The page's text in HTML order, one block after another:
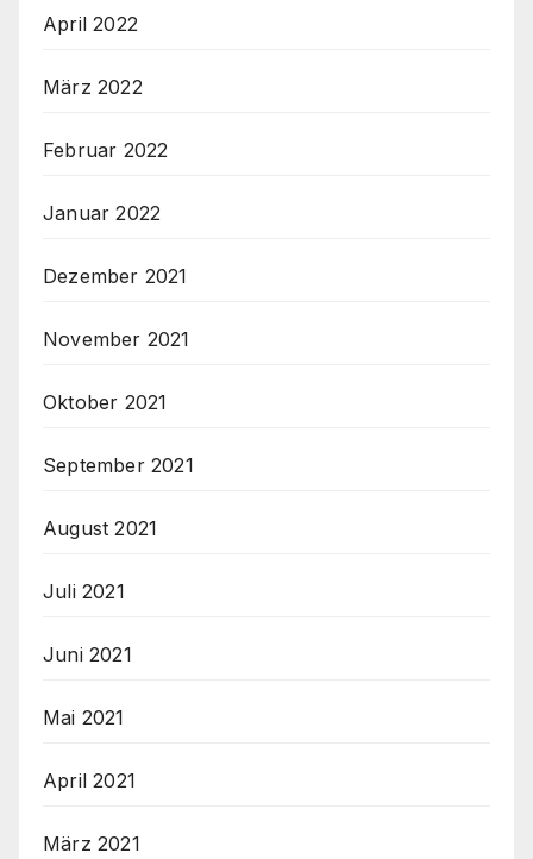
April 2022
März 2022
Februar 2022
Januar 2022
Dezember 2021
November 2021
Oktober 2021
September 2021
August 2021
Juli 2021
Juni 2021
Mai 2021
April 2021
März 2021